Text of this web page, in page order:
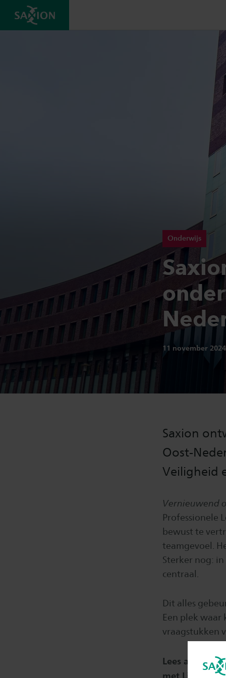
Onderwijs
Publicatiedatum:
11 november 2024
Saxion
Oost-
Veiligheid
Vernieuwend
Professionele
bewust te
teamgevoel.
Sterker nog:
centraal.
Dit alles
Een plek
vraagstukken
Lees alles
met Linda